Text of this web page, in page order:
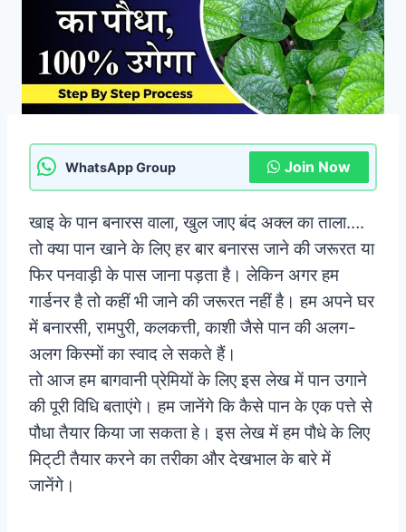
WhatsApp Group Join Now
खाइ के पान बनारस वाला, खुल जाए बंद अक्ल का ताला….
तो क्या पान खाने के लिए हर बार बनारस जाने की जरूरत या
फिर पनवाड़ी के पास जाना पड़ता है। लेकिन अगर हम
गार्डनर है तो कहीं भी जाने की जरूरत नहीं है। हम अपने घर
में बनारसी, रामपुरी, कलकत्ती, काशी जैसे पान की अलग-
अलग किस्मों का स्वाद ले सकते हैं।
तो आज हम बागवानी प्रेमियों के लिए इस लेख में पान उगाने
की पूरी विधि बताएंगे। हम जानेंगे कि कैसे पान के एक पत्ते से
पौधा तैयार किया जा सकता हे। इस लेख में हम पौधे के लिए
मिट्‌टी तैयार करने का तरीका और देखभाल के बारे में
जानेंगे।